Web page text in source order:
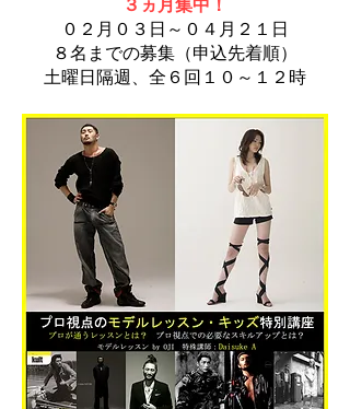
３ヵ月集中！
​０２月０３日～０４月２１日
８名までの募集（申込先着順）
​土曜日隔週、全６回１０～１２時